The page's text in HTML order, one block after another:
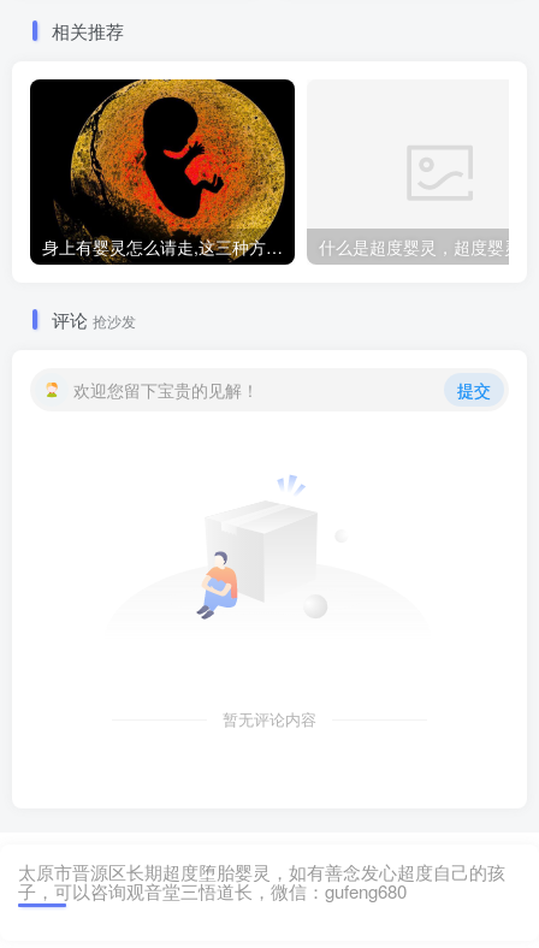
相关推荐
身上有婴灵怎么请走,这三种方法让你摆脱纠缠
评论 抢沙发
欢迎您留下宝贵的见解！ 提交
暂无评论内容
太原市晋源区长期超度堕胎婴灵，如有善念发心超度自己的孩
子，可以咨询观音堂三悟道长，微信：gufeng680